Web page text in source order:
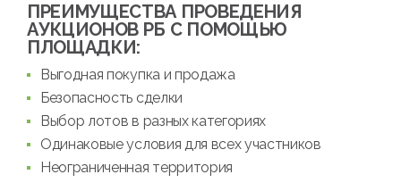
ПРЕИМУЩЕСТВА ПРОВЕДЕНИЯ
АУКЦИОНОВ РБ С ПОМОЩЬЮ
ПЛОЩАДКИ:
Выгодная покупка и продажа
Безопасность сделки
Выбор лотов в разных категориях
Одинаковые условия для всех участников
Неограниченная территория